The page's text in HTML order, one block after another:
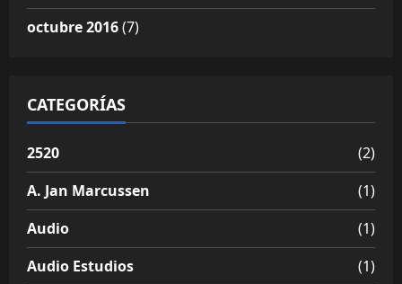
octubre 2016(7)
CATEGORÍAS
2520
(2)
A. Jan Marcussen
(1)
Audio
(1)
Audio Estudios
(1)